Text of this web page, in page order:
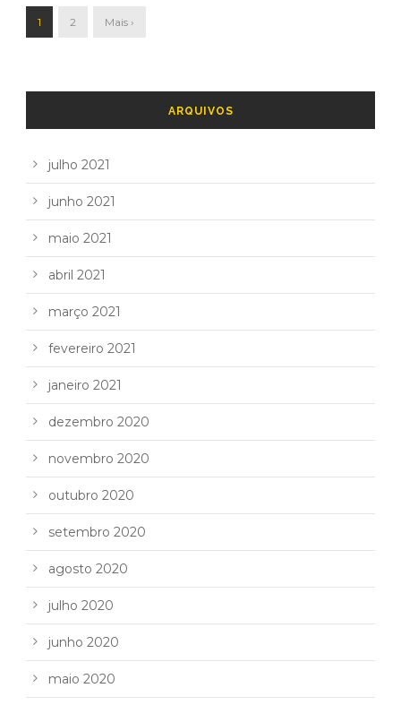
1 2 Mais ›
ARQUIVOS
julho 2021
junho 2021
maio 2021
abril 2021
março 2021
fevereiro 2021
janeiro 2021
dezembro 2020
novembro 2020
outubro 2020
setembro 2020
agosto 2020
julho 2020
junho 2020
maio 2020